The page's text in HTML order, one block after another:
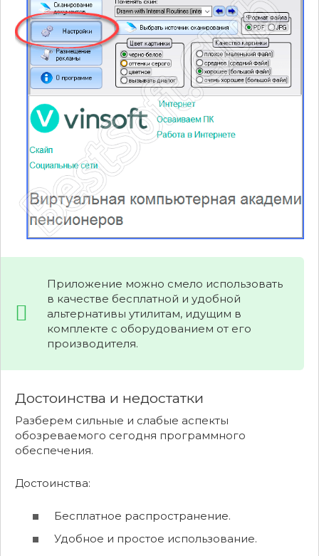
Приложение можно смело использовать
в качестве бесплатной и удобной
альтернативы утилитам, идущим в
комплекте с оборудованием от его
производителя.
Достоинства и недостатки
Разберем сильные и слабые аспекты
обозреваемого сегодня программного
обеспечения.
Достоинства:
Бесплатное распространение.
Удобное и простое использование.